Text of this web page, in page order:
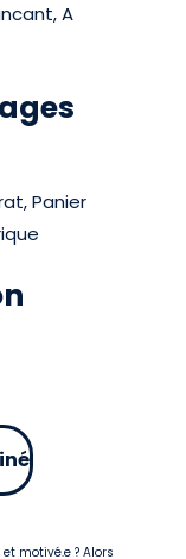
A
Panier
motivé.e ? Alors